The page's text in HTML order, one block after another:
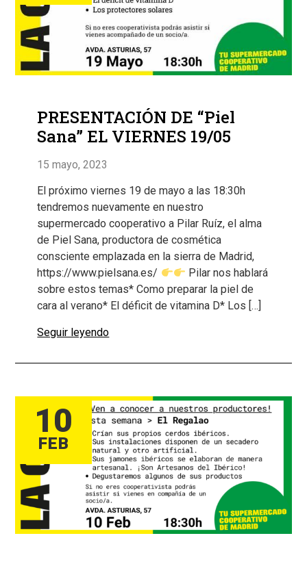
PRESENTACIÓN DE “Piel
Sana” EL VIERNES 19/05
15 mayo, 2023
El próximo viernes 19 de mayo a las 18:30h
tendremos nuevamente en nuestro
supermercado cooperativo a Pilar Ruíz, el alma
de Piel Sana, productora de cosmética
consciente emplazada en la sierra de Madrid,
https://www.pielsana.es/
Pilar nos hablará
sobre estos temas* Como preparar la piel de
cara al verano* El déficit de vitamina D* Los […]
Seguir leyendo
10
FEB